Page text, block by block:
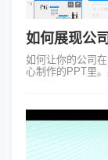
如何展现公
如何让你的公司
心制作的PPT里